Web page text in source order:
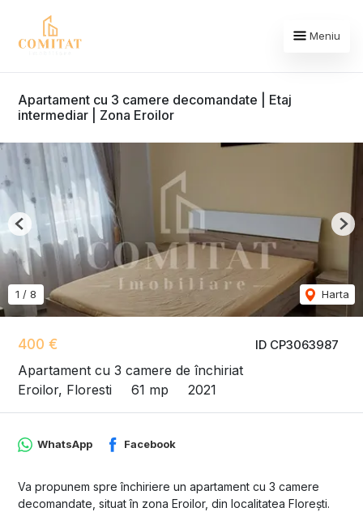
Meniu
Apartament cu 3 camere decomandate | Etaj
intermediar | Zona Eroilor
ID CP3063987
400 €
Apartament cu 3 camere de închiriat
Eroilor, Floresti
61 mp 2021
1 / 8 Harta
Previous
WhatsApp Facebook
Va propunem spre închiriere un apartament cu 3 camere
decomandate, situat în zona Eroilor, din localitatea Florești.